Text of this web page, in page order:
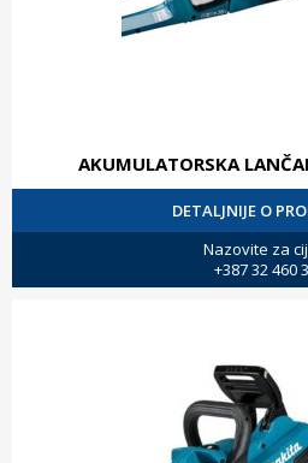
AKUMULATORSKA
DETALJNIJE O
Nazovite za
+387 32 460